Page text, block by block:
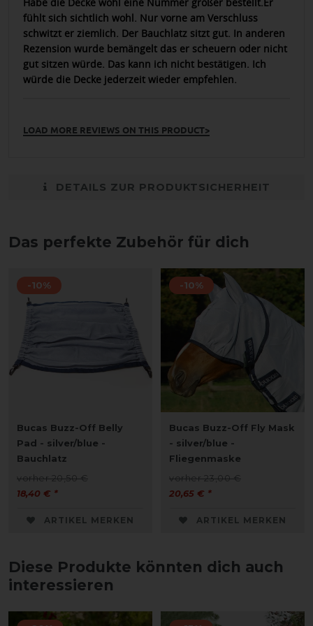
fühlt sich sichtlich wohl. Nur vorne am Verschluss
schwitzt er ziemlich. Der Bauchlatz sitzt gut. In anderen
Rezension wurde bemängelt das er scheuern oder nicht
gut sitzen würde. Das kann ich nicht bestätigen. Ich
würde die Decke jederzeit wieder empfehlen.
LOAD MORE REVIEWS ON THIS PRODUCT>
DETAILS ZUR PRODUKTSICHERHEIT
Das perfekte Zubehör für dich
-10%
Bucas Buzz-Off Belly
Pad - silver/blue -
Bauchlatz
vorher 20,50 €
18,40 € *
ARTIKEL MERKEN
-10%
Bucas Buzz-Off Fly Mask
- silver/blue -
Fliegenmaske
vorher 23,00 €
20,65 € *
ARTIKEL MERKEN
Diese Produkte könnten dich auch
interessieren